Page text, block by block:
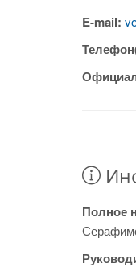
E-mail:
Полное